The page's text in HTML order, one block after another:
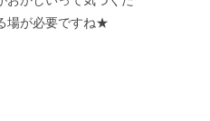
場が必要ですね★